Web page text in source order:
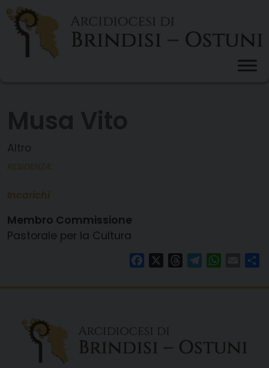
Skip
content
Altro
RESIDENZA:
Incarichi
Membro Commissione
Pastorale per la Cultura
FacebookThreadsTelegram Email